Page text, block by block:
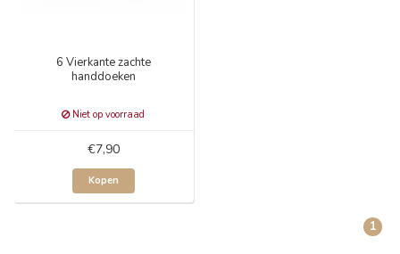
6 Vierkante zachte
handdoeken
Niet op voorraad
€7,90
Kopen
1